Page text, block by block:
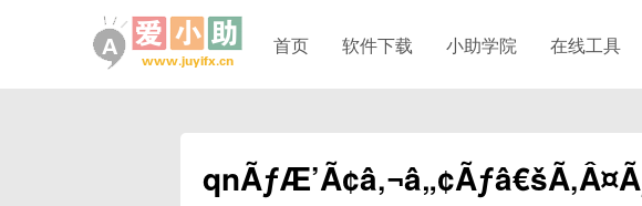
首页 软件下载 小助学院 在线工具